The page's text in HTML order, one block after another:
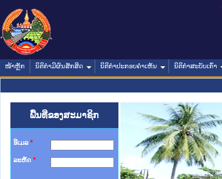
ໜ້າຫຼັກ ນິຕິກໍາມີຜົນສັກສິດ ນິຕິກໍາປະກອບຄໍາເຫັນ ນິຕິກໍາສະບັບເກົ່າ
ພື້ນທີ່ຂອງສະມາຊິກ
ອີເມລ *
ລະຫັດ *